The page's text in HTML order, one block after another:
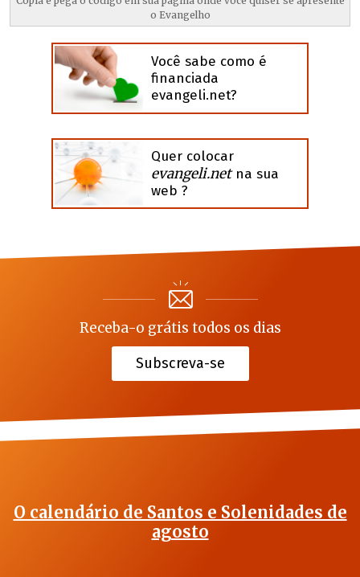
Você sabe como é
financiada
evangeli.net?
Quer colocar
evangeli.netna sua
web ?
Receba-o grátis todos os dias
Subscreva-se
O calendário de Santos e Solenidades de
agosto